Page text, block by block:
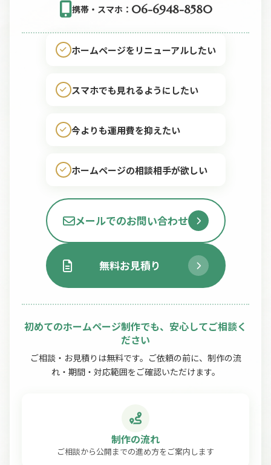
携帯・スマホ： 06-6948-8580
ホームページをリニューアルしたい
スマホでも見れるようにしたい
今よりも運用費を抑えたい
ホームページの相談相手が欲しい
メールでのお問い合わせ
無料お見積り
初めてのホームページ制作でも、安心してご相談く
ださい
ご相談・お見積りは無料です。ご依頼の前に、制作の流
れ・期間・対応範囲をご確認いただけます。
制作の流れ
ご相談から公開までの進め方をご案内します